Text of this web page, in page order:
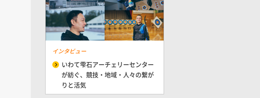
インタビュー
いわて雫石アーチェリーセンター
が紡ぐ、競技・地域・人々の繋が
りと活気